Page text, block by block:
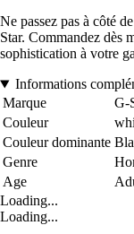
Ne passez pas à côté
Star. Commandez dès
sophistication à votre
Informations
Marque
G-
Couleur
Couleur dominante
Genre
Age
Loading...
Loading...